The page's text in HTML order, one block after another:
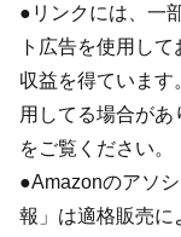
●リンクには、一
ト広告を使用し
収益を得ています
用してる場合が
をご覧ください。
●Amazonのアソ
報」は適格販売に